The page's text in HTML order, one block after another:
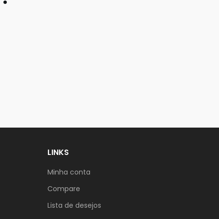
LINKS
Minha conta
Compare
Lista de desejos